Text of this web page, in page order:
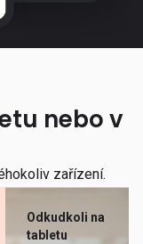
nebo v
zařízení.
Odkudkoli na
tabletu